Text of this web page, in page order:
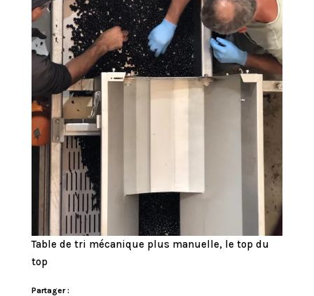
Table de tri mécanique plus manuelle, le top du
top
Partager :